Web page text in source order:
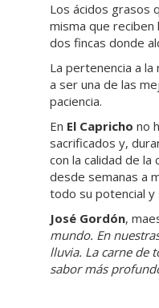
Los ácidos grasos
misma que
dos fincas donde
La pertenencia a
a ser una de las
paciencia.
En El Capricho no
sacrificados y,
con la calidad de
desde semanas a
todo su potencial y
José Gordón,
mundo. En
lluvia. La carne de
sabor más